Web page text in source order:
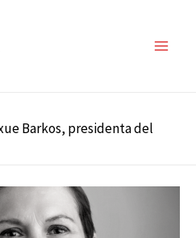
Barkos, presidenta del